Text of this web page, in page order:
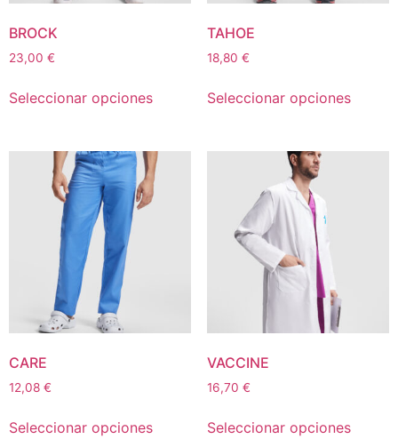
BROCK
23,00 €
Seleccionar opciones
TAHOE
18,80 €
Seleccionar opciones
CARE
12,08 €
Seleccionar opciones
VACCINE
16,70 €
Seleccionar opciones